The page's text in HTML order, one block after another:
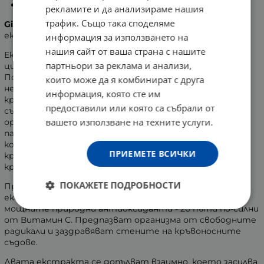
GinkgoVine комбинация от висококачествени
екстракти от Гинко билоба и Гроздово семе.
Екстрактът от Гинко Билоба стимулира
циркулацията на кръвта към мозъка и крайниците.
Подобрява проходимостта на кръвоносните съдове,
не позволява образуването на плаки и тромби в
кръвоносните съдове и намалява риска от сърдечно-
съдови заболявания. Гинко Билобата спомага за
оросяването на мозъка, съдейства за усилване на
паметта и подобряване на способността за
концентрация. Регулира кръвообращението и
кръвното налягане, премахва студенината в
крайниците.
Проантоцианидите представляват 95 % от
екстракта от гроздово семе. Те са едни от най-
мощните природни антиоксиданти - 20 пъти по-силни
от Витамин С. Предпазват организма от свободните
радикали и заздравяват стените на кръвоносните
съдове.
Двата екстракта се допълват взаимно, което засилва
рекламите и да анализираме нашия
трафик. Също така споделяме
информация за използването на
нашия сайт от ваша страна с нашите
партньори за реклама и анализи,
които може да я комбинират с друга
информация, която сте им
предоставили или която са събрали от
вашето използване на техните услуги.
ПРИЕМЕТЕ ВСИЧКИ
ПОКАЖЕТЕ ПОДРОБНОСТИ